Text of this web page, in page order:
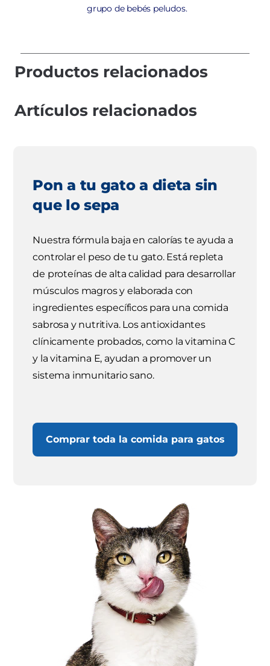
grupo de bebés peludos.
Productos relacionados
Artículos relacionados
Pon a tu gato a dieta sin
que lo sepa
Nuestra fórmula baja en calorías te ayuda a
controlar el peso de tu gato. Está repleta
de proteínas de alta calidad para desarrollar
músculos magros y elaborada con
ingredientes específicos para una comida
sabrosa y nutritiva. Los antioxidantes
clínicamente probados, como la vitamina C
y la vitamina E, ayudan a promover un
sistema inmunitario sano.
Comprar toda la comida para gatos